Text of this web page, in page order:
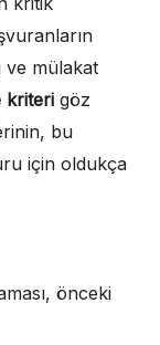
ve mülakat
kriteri göz
bu
için oldukça
önceki